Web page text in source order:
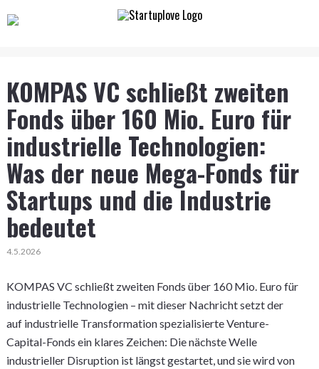
KOMPAS VC schließt zweiten
Fonds über 160 Mio. Euro für
industrielle Technologien:
Was der neue Mega-Fonds für
Startups und die Industrie
bedeutet
4.5.2026
KOMPAS VC schließt zweiten Fonds über 160 Mio. Euro für
industrielle Technologien – mit dieser Nachricht setzt der
auf industrielle Transformation spezialisierte Venture-
Capital-Fonds ein klares Zeichen: Die nächste Welle
industrieller Disruption ist längst gestartet, und sie wird von